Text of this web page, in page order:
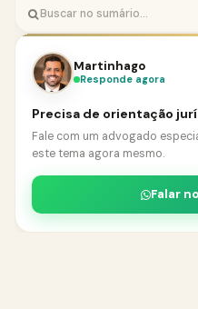
Martinhago
Responde agora
Precisa de orientação
Fale com um advogado
este tema agora mesmo.
Falar